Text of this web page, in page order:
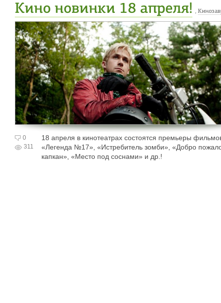
Кино новинки 18 апреля! ,
0
311
18 апреля в кинотеатрах состоятся премьеры
«Легенда №17», «Истребитель зомби», «Добро
капкан», «Место под соснами» и др.!